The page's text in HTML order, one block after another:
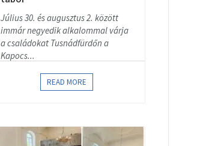
Július 30. és augusztus 2. között
immár negyedik alkalommal várja
a családokat Tusnádfürdőn a
Kapocs...
READ MORE